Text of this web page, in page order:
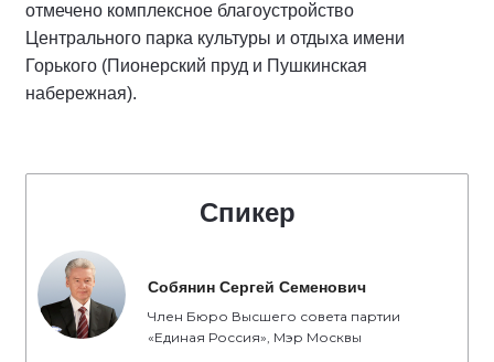
отмечено комплексное благоустройство
Центрального парка культуры и отдыха имени
Горького (Пионерский пруд и Пушкинская
набережная).
Спикер
Собянин Сергей Семенович
Член Бюро Высшего совета партии
«Единая Россия», Мэр Москвы